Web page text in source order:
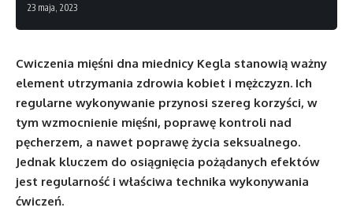
23 maja, 2023
Cwiczenia mięśni dna miednicy Kegla stanowią ważny
element utrzymania zdrowia kobiet i mężczyzn. Ich
regularne wykonywanie przynosi szereg korzyści, w
tym wzmocnienie mięśni, poprawę kontroli nad
pęcherzem, a nawet poprawę życia seksualnego.
Jednak kluczem do osiągnięcia pożądanych efektów
jest regularność i właściwa technika wykonywania
ćwiczeń.